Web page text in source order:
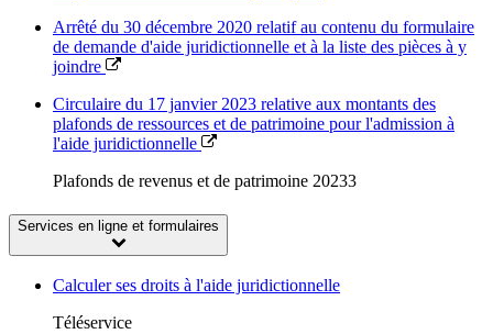
Arrêté du 30 décembre 2020 relatif au contenu du formulaire
de demande d'aide juridictionnelle et à la liste des pièces à y
joindre
Circulaire du 17 janvier 2023 relative aux montants des
plafonds de ressources et de patrimoine pour l'admission à
l'aide juridictionnelle
Plafonds de revenus et de patrimoine 20233
Services en ligne et formulaires
Calculer ses droits à l'aide juridictionnelle
Téléservice